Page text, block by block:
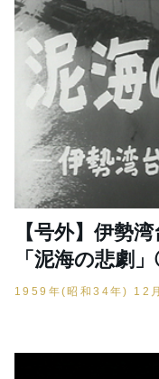
【号外】伊勢
「泥海の悲劇
1959年(昭和34年) 12